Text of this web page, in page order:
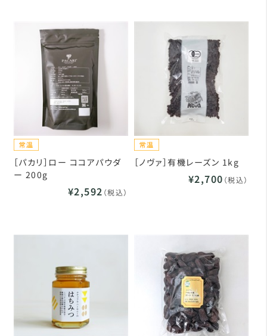
［パカリ］ロー ココアパウダ
ー 200g
¥2,592 （税込）
［ノヴァ］有機レーズン 1kg
¥2,700 （税込）